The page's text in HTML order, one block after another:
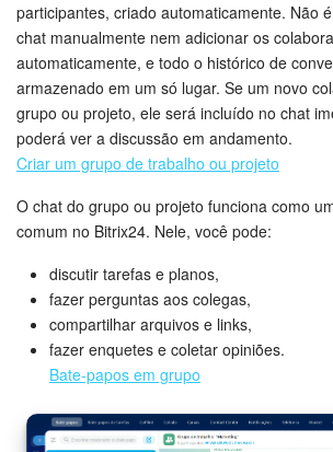
Feed
Messenger
Bitrix24 Collabs
Calendário
E-mail
Grupos de trabalho
Tarefas e Projetos
participantes, criado automaticamente. Não
chat manualmente nem adicionar os
automaticamente, e todo o histórico de
armazenado em um só lugar. Se um novo
grupo ou projeto, ele será incluído no chat
poderá ver a discussão em andamento.
Criar um grupo de trabalho ou projeto
O chat do grupo ou projeto funciona como
comum no Bitrix24. Nele, você pode:
discutir tarefas e planos,
fazer perguntas aos colegas,
compartilhar arquivos e links,
fazer enquetes e coletar opiniões.
Bate-papos em grupo